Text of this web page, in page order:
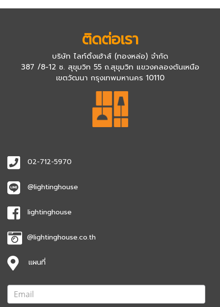
ติดต่อเรา
บริษัท ไลท์ติ้งเฮ้าส์ (ทองหล่อ) จำกัด
387 /8-12 ซ. สุขุมวิท 55 ถ.สุขุมวิท แขวงคลองตันเหนือ
เขตวัฒนา กรุงเทพมหานคร 10110
02-712-5970
@lightinghouse
lightinghouse
@lightinghouse.co.th
แผนที่